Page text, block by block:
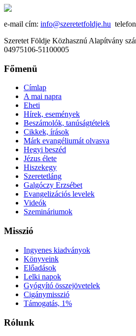
e-mail cím: info@szeretetfoldje.hu
Szeretet Földje Közhasznú Alapítvány
04975106-51100005
Főmenü
Címlap
A mai napra
Eheti
Hírek, események
Beszámolók, tanúságtételek
Cikkek, írások
Márk evangéliumát olvasva
Hegyi beszéd
Jézus élete
Hiszekegy
Szeretetláng
Galgóczy Erzsébet
Evangelizációs levelek
Videók
Szemináriumok
Misszió
Ingyenes kiadványok
Könyveink
Előadások
Lelki napok
Gyógyító összejövetelek
Cigánymisszió
Támogatás, 1%
Rólunk